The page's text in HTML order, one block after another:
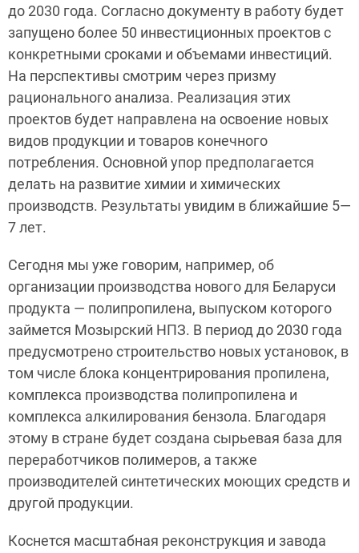
до 2030 года. Согласно документу в работу будет
запущено более 50 инвестиционных проектов с
конкретными сроками и объемами инвестиций.
На перспективы смотрим через призму
рационального анализа. Реализация этих
проектов будет направлена на освоение новых
видов продукции и товаров конечного
потребления. Основной упор предполагается
делать на развитие химии и химических
производств. Результаты увидим в ближайшие 5—
7 лет.
Сегодня мы уже говорим, например, об
организации производства нового для Беларуси
продукта — полипропилена, выпуском которого
займется Мозырский НПЗ. В период до 2030 года
предусмотрено строительство новых установок, в
том числе блока концентрирования пропилена,
комплекса производства полипропилена и
комплекса алкилирования бензола. Благодаря
этому в стране будет создана сырьевая база для
переработчиков полимеров, а также
производителей синтетических моющих средств и
другой продукции.
Коснется масштабная реконструкция и завода